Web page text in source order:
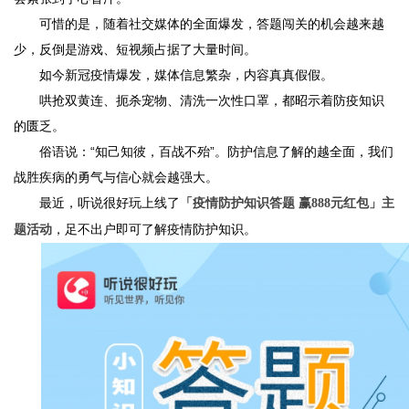
可惜的是，随着社交媒体的全面爆发，答题闯关的机会越来越
少，反倒是游戏、短视频占据了大量时间。
如今新冠疫情爆发，媒体信息繁杂，内容真真假假。
哄抢双黄连、扼杀宠物、清洗一次性口罩，都昭示着防疫知识
的匮乏。
俗语说：“知己知彼，百战不殆”。防护信息了解的越全面，我们
战胜疾病的勇气与信心就会越强大。
最近，听说很好玩上线了
「疫情防护知识答题 赢888元红包」主
题活动 ，足不出户即可了解疫情防护知识。